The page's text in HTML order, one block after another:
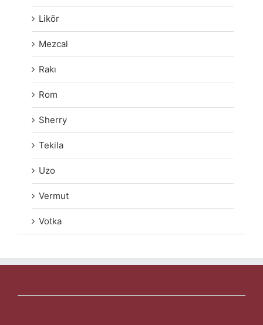
Likör
Mezcal
Rakı
Rom
Sherry
Tekila
Uzo
Vermut
Votka